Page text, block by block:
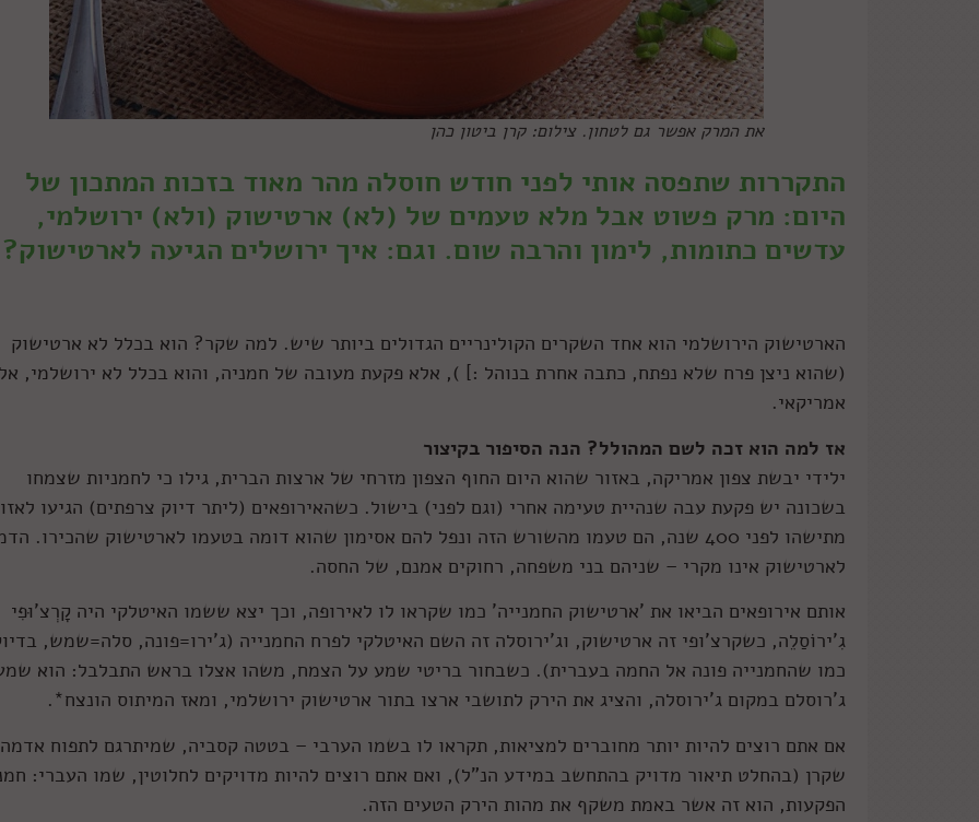
את המרק אפשר גם לטחון. צילום: קרן ביטון כהן
התקררות שתפסה אותי לפני חודש חוסלה מהר מאוד בזכות המתכון של
היום: מרק פשוט אבל מלא טעמים של (לא) ארטישוק (ולא) ירושלמי,
עדשים כתומות, לימון והרבה שום. וגם: איך ירושלים הגיעה לארטישוק?
הארטישוק הירושלמי הוא אחד השקרים הקולינריים הגדולים ביותר שיש. למה שקר? הוא בכלל לא ארטישוק
(שהוא ניצן פרח שלא נפתח, כתבה אחרת בנוהל :] ), אלא פקעת מעובה של חמניה, והוא בכלל לא ירושלמי,
אמריקאי.
אז למה הוא זכה לשם המהולל? הנה הסיפור בקיצור
ילידי יבשת צפון אמריקה, באזור שהוא היום החוף הצפון מזרחי של ארצות הברית, גילו כי לחמניות שצמחו
בשכונה יש פקעת עבה שנהיית טעימה אחרי (וגם לפני) בישול. כשהאירופאים (ליתר דיוק צרפתים) הגיעו
מתישהו לפני 400 שנה, הם טעמו מהשורש הזה ונפל להם אסימון שהוא דומה בטעמו לארטישוק שהכירו.
לארטישוק אינו מקרי – שניהם בני משפחה, רחוקים אמנם, של החסה.
אותם אירופאים הביאו את 'ארטישוק החמנייה' כמו שקראו לו לאירופה, וכך יצא ששמו האיטלקי היה קָרְצ'וּפִי
גִ'ירוֹסַלֵה, כשקרצ'ופי זה ארטישוק, וג'ירוסלה זה השם האיטלקי לפרח החמנייה (ג'ירו=פונה, סלה=שמש,
כמו שהחמנייה פונה אל החמה בעברית). כשבחור בריטי שמע על הצמח, משהו אצלו בראש התבלבל: הוא
ג'רוסלם במקום ג'ירוסלה, והציג את הירק לתושבי ארצו בתור ארטישוק ירושלמי, ומאז המיתוס הונצח*.
אם אתם רוצים להיות יותר מחוברים למציאות, תקראו לו בשמו הערבי – בטטה קסביה, שמיתרגם לתפוח אדמה
שקרן (בהחלט תיאור מדויק בהתחשב במידע הנ”ל), ואם אתם רוצים להיות מדויקים לחלוטין, שמו העברי:
הפקעות, הוא זה אשר באמת משקף את מהות הירק הטעים הזה.